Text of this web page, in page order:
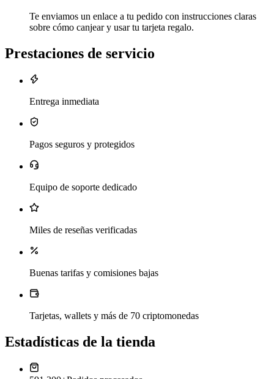
Te enviamos un enlace a tu pedido con instrucciones claras
sobre cómo canjear y usar tu tarjeta regalo.
Prestaciones de servicio
Entrega inmediata
Pagos seguros y protegidos
Equipo de soporte dedicado
Miles de reseñas verificadas
Buenas tarifas y comisiones bajas
Tarjetas, wallets y más de 70 criptomonedas
Estadísticas de la tienda